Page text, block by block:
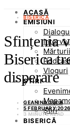
ACASĂ
EMISIUNI
Mărturii
Vloguri
ȘTIRI
Știri
BISERICĂ
BISERICA
Sfințenia
Biserica
disperare
GEANINA GULA
5 FEBRUARY 2026
3 MINUTE READ